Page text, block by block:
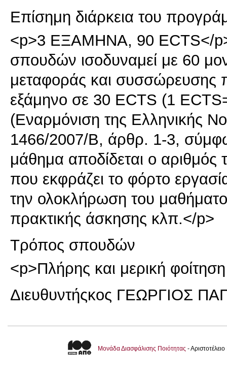
Επίσημη διάρκεια του
<p>3 ΕΞΑΜΗΝΑ, 90 ECTS</
σπουδών ισοδυναμεί με 60
μεταφοράς και συσσώρευσης
εξάμηνο σε 30 ECTS (1
(Εναρμόνιση της Ελληνικής
1466/2007/Β, άρθρ. 1-3,
μάθημα αποδίδεται ο
που εκφράζει το φόρτο
την ολοκλήρωση του
πρακτικής άσκησης κλπ.</p>
Τρόπος σπουδών
<p>Πλήρης και μερική
Διευθυντήςκος ΓΕΩΡΓΙΟΣ
Μονάδα Διασφάλισης Ποιότητας -